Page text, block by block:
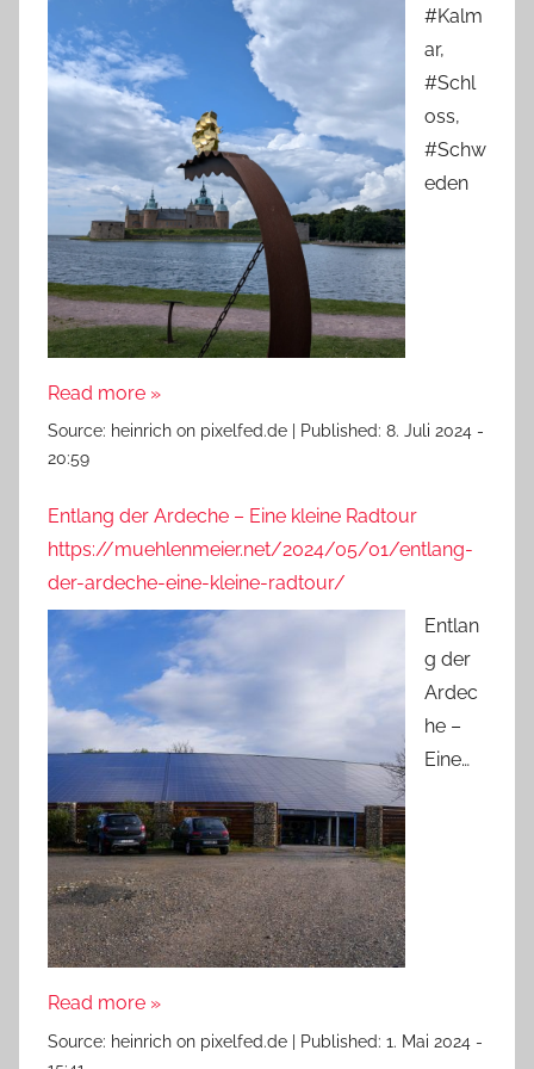
#Kalm
ar,
#Schl
oss,
#Schw
eden
Read more »
Source: heinrich on pixelfed.de Published: 8. Juli 2024 -
20:59
Entlang der Ardeche – Eine kleine Radtour
https://muehlenmeier.net/2024/05/01/entlang-
der-ardeche-eine-kleine-radtour/
Entlan
g der
Ardec
he –
Eine…
Read more »
Source: heinrich on pixelfed.de Published: 1. Mai 2024 -